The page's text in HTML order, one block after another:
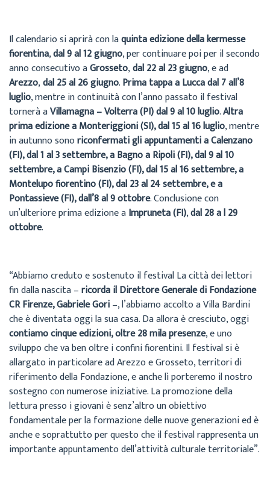
Il calendario si aprirà con laquinta edizione della kermesse
fiorentina,dal 9 al 12 giugno, per continuare poi per il secondo
anno consecutivo aGrosseto,dal 22 al 23 giugno, e ad
Arezzo,dal 25 al 26 giugno.Prima tappa a Lucca dal 7 all’8
luglio, mentre in continuità con l’anno passato il festival
tornerà aVillamagna – Volterra (PI) dal 9 al 10 luglio.Altra
prima edizione a Monteriggioni (SI), dal 15 al 16 luglio, mentre
in autunno sonoriconfermati gli appuntamenti a Calenzano
(FI), dal 1 al 3 settembre, a Bagno a Ripoli (FI), dal 9 al 10
settembre, a Campi Bisenzio (FI), dal 15 al 16 settembre, a
Montelupo fiorentino (FI), dal 23 al 24 settembre, e a
Pontassieve (FI), dall’8 al 9 ottobre. Conclusione con
un’ulteriore prima edizione aImpruneta (FI),dal 28 a l 29
ottobre.
“Abbiamo creduto e sostenuto il festival La città dei lettori
fin dalla nascita –ricorda il Direttore Generale di Fondazione
CR Firenze, Gabriele Gori–, l’abbiamo accolto a Villa Bardini
che è diventata oggi la sua casa. Da allora è cresciuto, oggi
contiamo cinque edizioni, oltre 28 mila presenze, e uno
sviluppo che va ben oltre i confini fiorentini. Il festival si è
allargato in particolare ad Arezzo e Grosseto, territori di
riferimento della Fondazione, e anche lì porteremo il nostro
sostegno con numerose iniziative. La promozione della
lettura presso i giovani è senz’altro un obiettivo
fondamentale per la formazione delle nuove generazioni ed è
anche e soprattutto per questo che il festival rappresenta un
importante appuntamento dell’attività culturale territoriale”.